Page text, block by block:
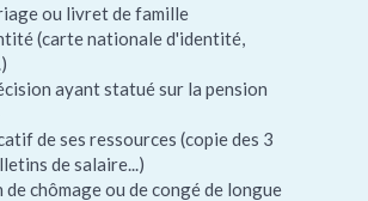
ou livret de famille
(carte nationale d'identité,
ayant statué sur la pension
de ses ressources (copie des 3
de salaire...)
chômage ou de congé de longue